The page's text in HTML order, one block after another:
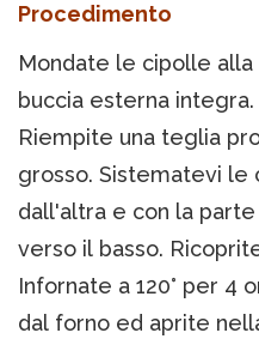
Procedimento
Mondate le cipolle alla
buccia esterna integra.
Riempite una teglia
grosso. Sistematevi le
dall'altra e con la
verso il basso.
Infornate a 120° per 4
dal forno ed aprite